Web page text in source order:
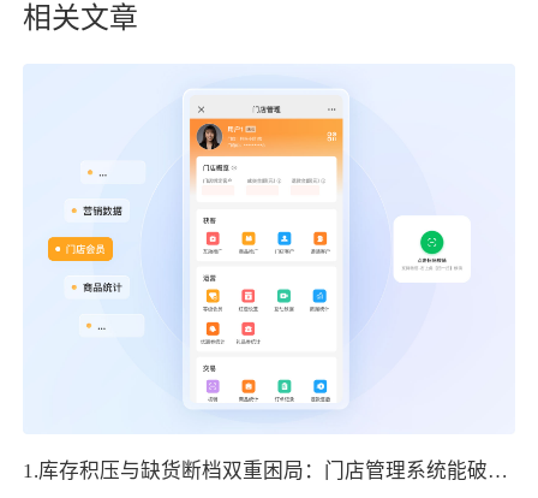
相关文章
1.库存积压与缺货断档双重困局：门店管理系统能破局吗？